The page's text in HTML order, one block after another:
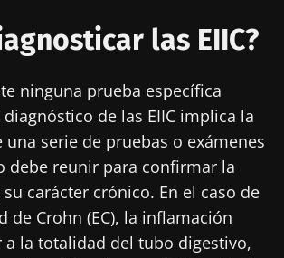
las EIIC?
ninguna prueba específica
de las EIIC implica la
una serie de pruebas o exámenes
debe reunir para confirmar la
carácter crónico. En el caso de
de Crohn (EC), la inflamación
a la totalidad del tubo digestivo,